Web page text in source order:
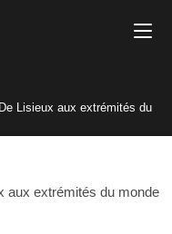
De Lisieux aux extrémités du
aux extrémités du monde